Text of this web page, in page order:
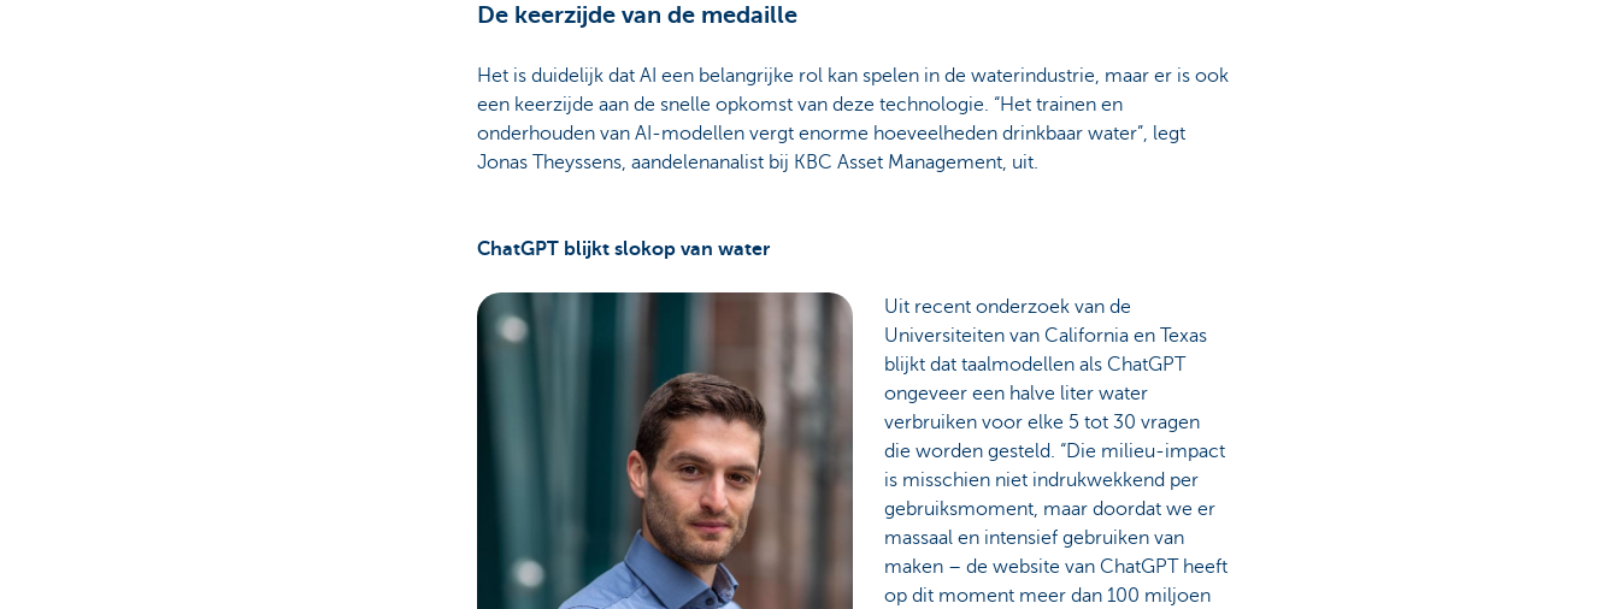
De keerzijde van de medaille
Het is duidelijk dat AI een belangrijke rol kan spelen in de waterindustrie, maar er is ook
een keerzijde aan de snelle opkomst van deze technologie. “Het trainen en
onderhouden van AI-modellen vergt enorme hoeveelheden drinkbaar water”, legt
Jonas Theyssens, aandelenanalist bij KBC Asset Management, uit.
ChatGPT blijkt slokop van water
Uit recent onderzoek van de
Universiteiten van California en Texas
blijkt dat taalmodellen als ChatGPT
ongeveer een halve liter water
verbruiken voor elke 5 tot 30 vragen
die worden gesteld. “Die milieu-impact
is misschien niet indrukwekkend per
gebruiksmoment, maar doordat we er
massaal en intensief gebruiken van
maken – de website van ChatGPT heeft
op dit moment meer dan 100 miljoen